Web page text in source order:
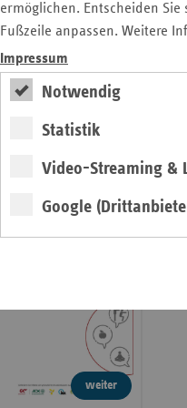
ermöglichen. Entscheiden
Fußzeile anpassen. Weitere
Impressum
Notwendig
Statistik
Video-Streaming &
Google
Veröffentlichungen
Ansprechpartner
Kontakt und Anfahrt
teamw()rk für
2026
weiter